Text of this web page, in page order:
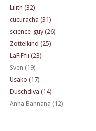
Lilith (32)
cucuracha (31)
science-guy (26)
Zottelkind (25)
LaFiFfii (23)
Sven (19)
Usako (17)
Duschdiva (14)
Anna Bannana (12)